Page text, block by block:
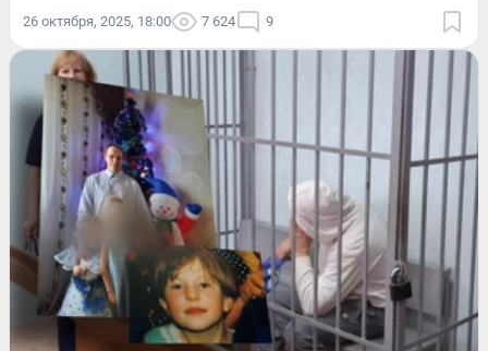
26 октября, 2025, 18:00 7 624 9